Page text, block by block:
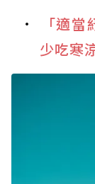
「適
少吃寒